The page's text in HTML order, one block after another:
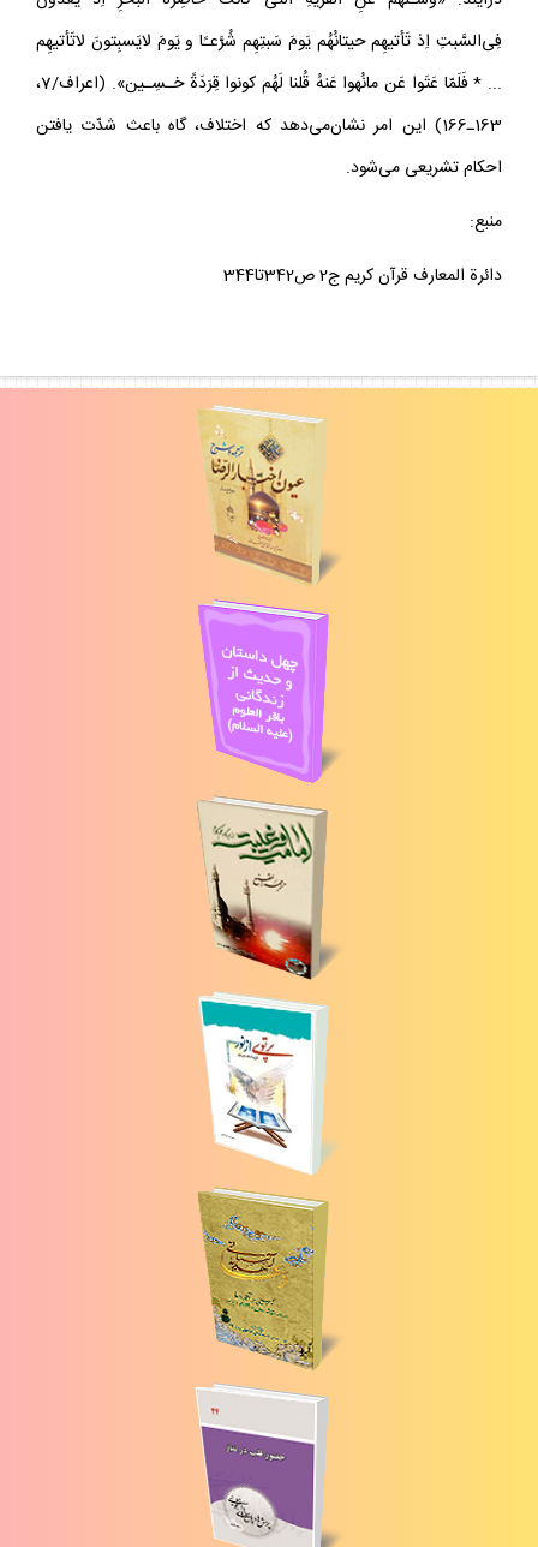
فِى‌السَّبتِ اِذ تَأتيهِم حيتانُهُم يَومَ سَبتِهِم شُرَّعـًا و يَومَ لايَسبِتونَ لاتَأتيهِم
... * فَلَمّا عَتَوا عَن ما‌نُهوا عَنهُ قُلنا لَهُم كونوا قِرَدَةً خـسِـين». (اعراف/7،
163‌ـ‌166) اين امر نشان‌مى‌دهد كه اختلاف، گاه باعث شدّت يافتن
احكام تشريعى مى‌شود.
منبع:
دائرة المعارف قرآن كريم ج2 ص342تا344